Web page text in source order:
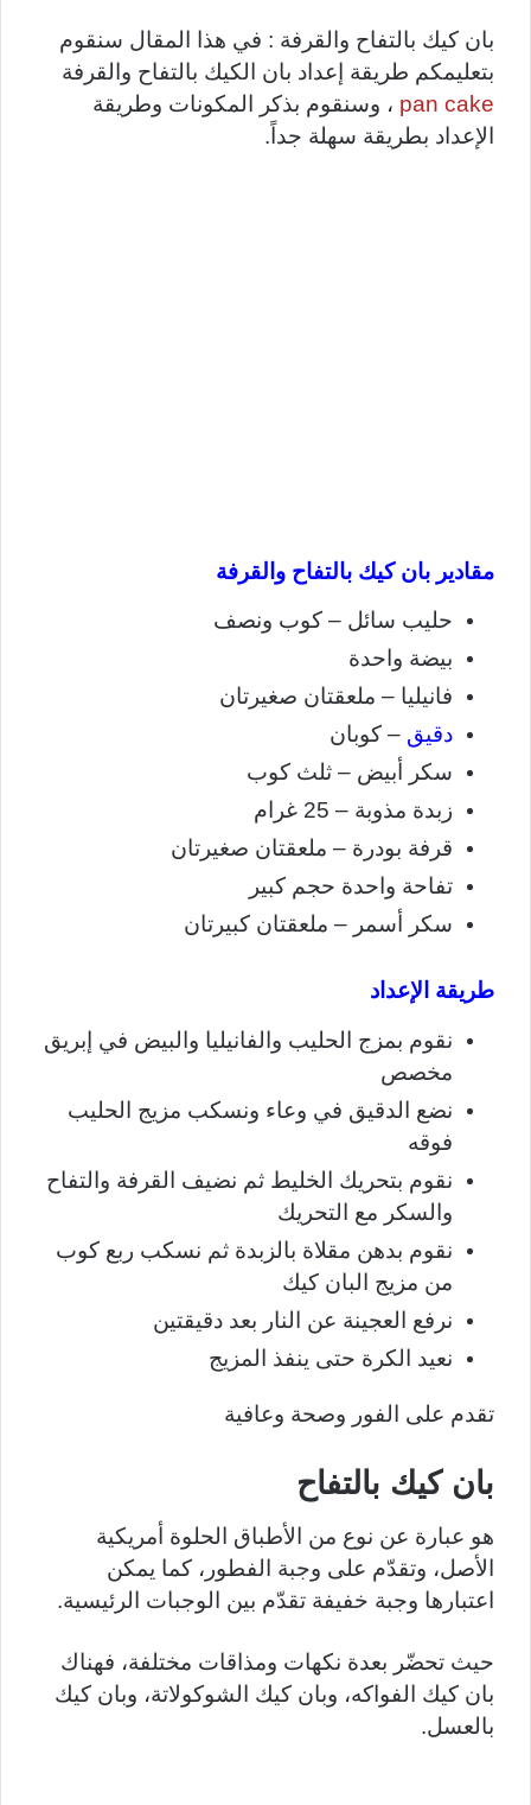
بان كيك بالتفاح والقرفة : في هذا المقال سنقوم
بتعليمكم طريقة إعداد بان الكيك بالتفاح والقرفة
pan cake ، وسنقوم بذكر المكونات وطريقة
الإعداد بطريقة سهلة جداً.
مقادير بان كيك بالتفاح والقرفة
حليب سائل – كوب ونصف
بيضة واحدة
فانيليا – ملعقتان صغيرتان
دقيق – كوبان
سكر أبيض – ثلث كوب
زبدة مذوبة – 25 غرام
قرفة بودرة – ملعقتان صغيرتان
تفاحة واحدة حجم كبير
سكر أسمر – ملعقتان كبيرتان
طريقة الإعداد
نقوم بمزج الحليب والفانيليا والبيض في إبريق
مخصص
نضع الدقيق في وعاء ونسكب مزيج الحليب
فوقه
نقوم بتحريك الخليط ثم نضيف القرفة والتفاح
والسكر مع التحريك
نقوم بدهن مقلاة بالزبدة ثم نسكب ربع كوب
من مزيج البان كيك
نرفع العجينة عن النار بعد دقيقتين
نعيد الكرة حتى ينفذ المزيج
تقدم على الفور وصحة وعافية
بان كيك بالتفاح
هو عبارة عن نوع من الأطباق الحلوة أمريكية
الأصل، وتقدّم على وجبة الفطور، كما يمكن
اعتبارها وجبة خفيفة تقدّم بين الوجبات الرئيسية.
حيث تحضّر بعدة نكهات ومذاقات مختلفة، فهناك
بان كيك الفواكه، وبان كيك الشوكولاتة، وبان كيك
بالعسل.